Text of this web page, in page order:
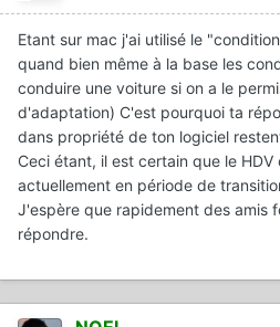
Etant sur mac j'ai utilisé le
quand bien même à la base les
conduire une voiture si on a le
d'adaptation) C'est pourquoi ta
dans propriété de ton logiciel
Ceci étant, il est certain que le HDV
actuellement en période de
J'espère que rapidement des amis
répondre.